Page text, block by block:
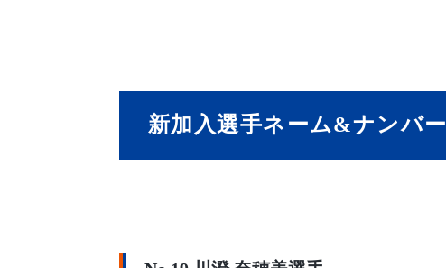
新加入選手ネーム&ナンバー